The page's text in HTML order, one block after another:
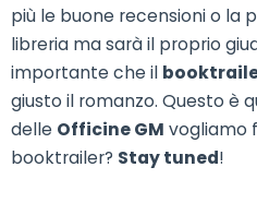
più le buone recensioni o
libreria ma sarà il proprio
importante che il
giusto il romanzo. Questo è
delle Officine GM vogliamo
booktrailer? Stay tuned!